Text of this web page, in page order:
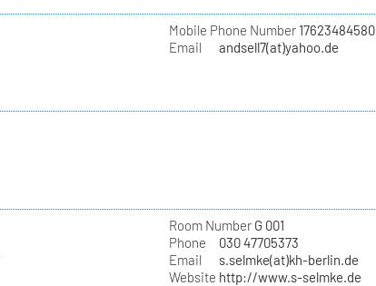
Mobile Phone Number17623484580
Email
andsell7(at)yahoo.de
Room NumberG 001
Phone
030 47705373
Email
s.selmke(at)kh-berlin.de
Website http://www.s-selmke.de